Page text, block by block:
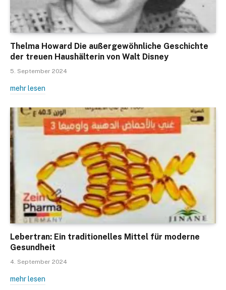
Thelma Howard Die außergewöhnliche Geschichte
der treuen Haushälterin von Walt Disney
5. September 2024
mehr lesen
Lebertran: Ein traditionelles Mittel für moderne
Gesundheit
4. September 2024
mehr lesen